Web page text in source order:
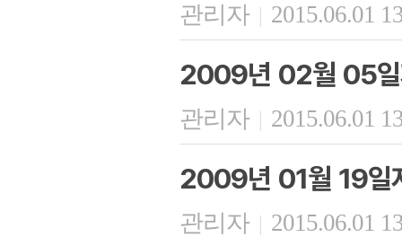
관리자 | 2015.06.01
2009년 02월 05일
관리자 | 2015.06.01
2009년 01월 19일
관리자 | 2015.06.01